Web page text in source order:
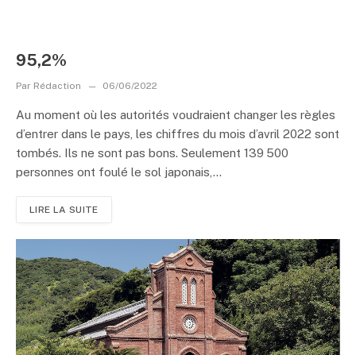
95,2%
Par Rédaction 06/06/2022
Au moment où les autorités voudraient changer les règles
d’entrer dans le pays, les chiffres du mois d’avril 2022 sont
tombés. Ils ne sont pas bons. Seulement 139 500
personnes ont foulé le sol japonais,...
LIRE LA SUITE